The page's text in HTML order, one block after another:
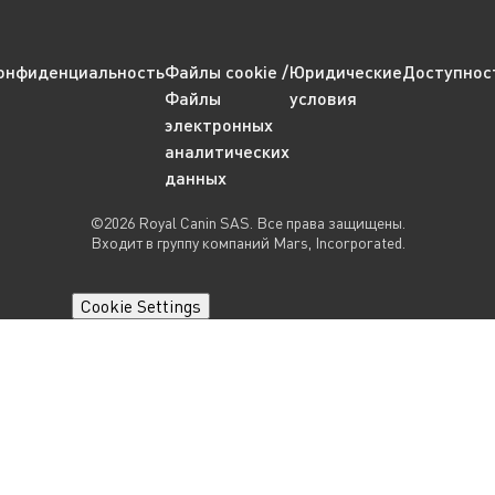
Файлы cookie /
Файлы
электронных
аналитических
данных
Юридические
условия
©2026 Royal Canin SAS. Все права защищены.
Входит в группу компаний Mars, Incorporated.
Cookie Settings